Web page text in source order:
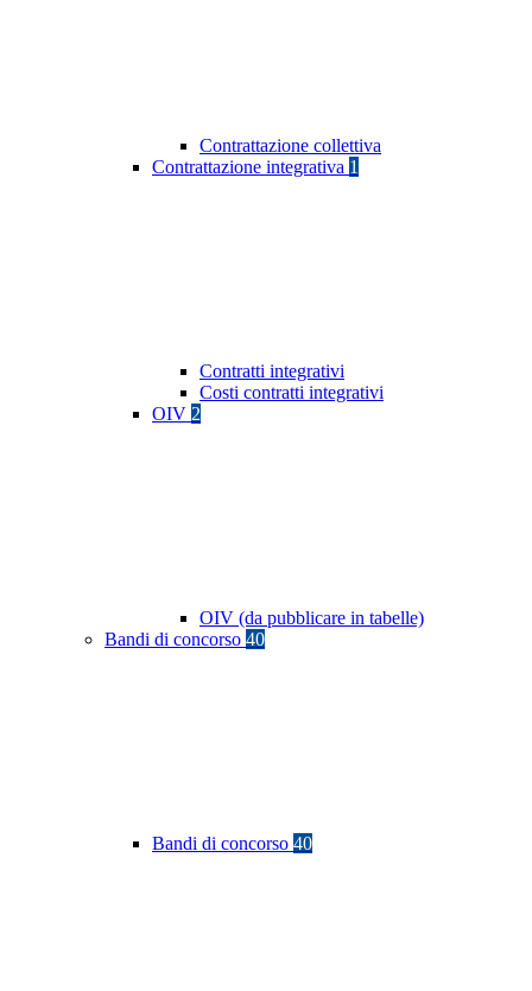
Contrattazione collettiva
Contrattazione integrativa 1
Contratti integrativi
Costi contratti integrativi
OIV 2
OIV (da pubblicare in tabelle)
Bandi di concorso 40
Bandi di concorso 40